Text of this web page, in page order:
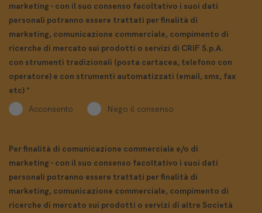
marketing - con il suo consenso facoltativo i suoi dati
personali potranno essere trattati per finalità di
marketing, comunicazione commerciale, compimento di
ricerche di mercato sui prodotti o servizi di CRIF S.p.A.
con strumenti tradizionali (posta cartacea, telefono con
operatore) e con strumenti automatizzati (email, sms, fax
etc) *
Acconsento
Nego il consenso
Per finalità di comunicazione commerciale e/o di
marketing - con il suo consenso facoltativo i suoi dati
personali potranno essere trattati per finalità di
marketing, comunicazione commerciale, compimento di
ricerche di mercato sui prodotti o servizi di altre Società